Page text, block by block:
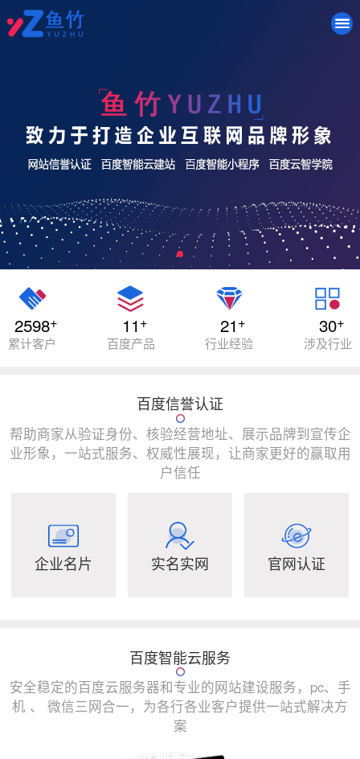
2598+
累计客户
11+
百度产品
21+
行业经验
30+
涉及行业
百度信誉认证
帮助商家从验证身份、核验经营地址、展示品牌到宣传企
业形象，一站式服务、权威性展现，让商家更好的赢取用
户信任
企业名片 实名实网 官网认证
百度智能云服务
安全稳定的百度云服务器和专业的网站建设服务，pc、手
机 、 微信三网合一，为各行各业客户提供一站式解决方
案